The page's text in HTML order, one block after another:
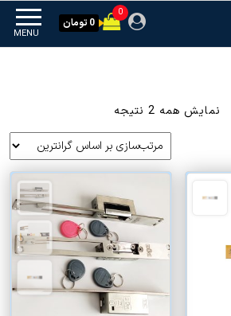
MENU
0
0 تومان
نمایش همه 2 نتیجه
بر
اساس
قیمت:
به
کم